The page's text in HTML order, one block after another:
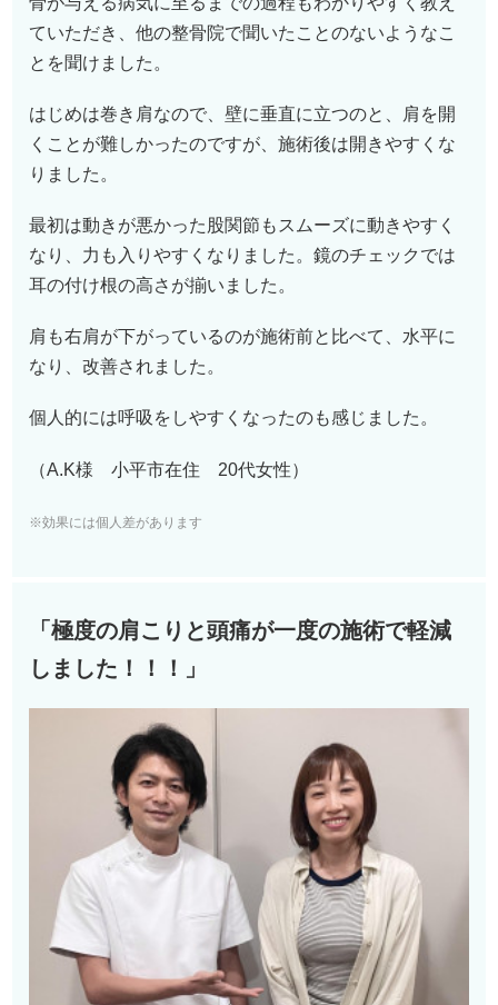
ていただき、他の整骨院で聞いたことのないようなこ
とを聞けました。
はじめは巻き肩なので、壁に垂直に立つのと、肩を開
くことが難しかったのですが、施術後は開きやすくな
りました。
最初は動きが悪かった股関節もスムーズに動きやすく
なり、力も入りやすくなりました。鏡のチェックでは
耳の付け根の高さが揃いました。
肩も右肩が下がっているのが施術前と比べて、水平に
なり、改善されました。
個人的には呼吸をしやすくなったのも感じました。
（A.K様 小平市在住 20代女性）
※効果には個人差があります
「極度の肩こりと頭痛が一度の施術で軽減
しました！！！」